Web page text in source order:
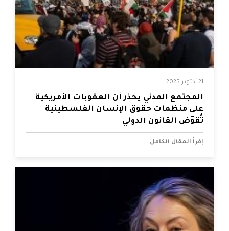
21 أكتوبر 2025
المجتمع المدني يحذر أن العقوبات الأمريكية
على منظمات حقوق الإنسان الفلسطينية
تُقوّض القانون الدولي
إقرأ المقال الكامل